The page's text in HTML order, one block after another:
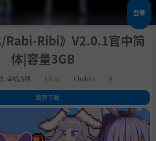
登录
/Rabi-Ribi》V2.0.1官中简
体|容量3GB
单机游戏 4年前 Chobits 8
跳转下载
免费万圣节DLC的玩家别忘记了啊!